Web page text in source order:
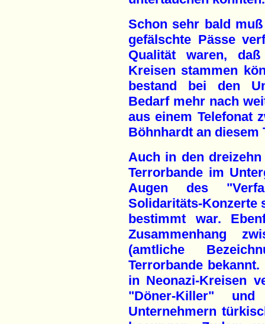
Schon sehr bald
gefälschte Pässe
Qualität waren,
Kreisen stammen
bestand bei den
Bedarf mehr nach
aus einem Telefonat
Böhnhardt an diesem
Auch in den
Terrorbande im
Augen des
Solidaritäts-Konzerte
bestimmt war.
Zusammenhang
(amtliche
Terrorbande
in Neonazi-Kreisen
"Döner-Killer"
Unternehmern